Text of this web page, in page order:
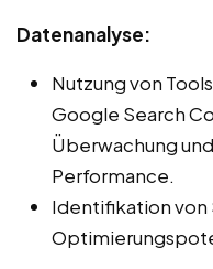
Datenanalyse:
Nutzung von
Google Search
Überwachung
Performance.
Identifikation von